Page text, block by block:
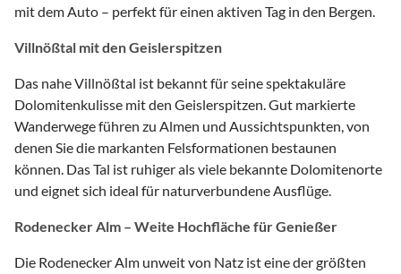
mit dem Auto – perfekt für einen aktiven Tag in den Bergen.
Villnößtal mit den Geislerspitzen
Das nahe Villnößtal ist bekannt für seine spektakuläre
Dolomitenkulisse mit den Geislerspitzen. Gut markierte
Wanderwege führen zu Almen und Aussichtspunkten, von
denen Sie die markanten Felsformationen bestaunen
können. Das Tal ist ruhiger als viele bekannte Dolomitenorte
und eignet sich ideal für naturverbundene Ausflüge.
Rodenecker Alm – Weite Hochfläche für Genießer
Die Rodenecker Alm unweit von Natz ist eine der größten